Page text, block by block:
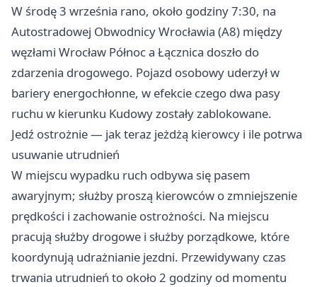
W środę 3 września rano, około godziny 7:30, na
Autostradowej Obwodnicy Wrocławia (A8) między
węzłami Wrocław Północ a Łącznica doszło do
zdarzenia drogowego. Pojazd osobowy uderzył w
bariery energochłonne, w efekcie czego dwa pasy
ruchu w kierunku Kudowy zostały zablokowane.
Jedź ostrożnie — jak teraz jeżdżą kierowcy i ile potrwa
usuwanie utrudnień
W miejscu wypadku ruch odbywa się pasem
awaryjnym; służby proszą kierowców o zmniejszenie
prędkości i zachowanie ostrożności. Na miejscu
pracują służby drogowe i służby porządkowe, które
koordynują udrażnianie jezdni. Przewidywany czas
trwania utrudnień to około 2 godziny od momentu